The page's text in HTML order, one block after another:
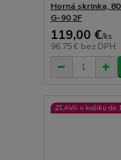
Horná skrinka,
G-90 2F
119,00 €/ks
96,75 € bez DPH
ZĽAVA v košíku do